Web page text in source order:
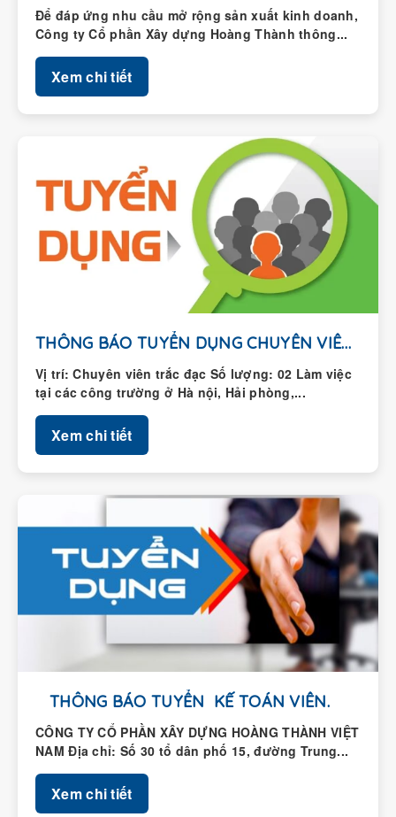
Để đáp ứng nhu cầu mở rộng sản xuất kinh doanh,
Công ty Cổ phần Xây dựng Hoàng Thành thông...
Xem chi tiết
THÔNG BÁO TUYỂN DỤNG CHUYÊN VIÊN TRẮC ĐẠC
Vị trí: Chuyên viên trắc đạc Số lượng: 02 Làm việc
tại các công trường ở Hà nội, Hải phòng,...
Xem chi tiết
THÔNG BÁO TUYỂN KẾ TOÁN VIÊN.
CÔNG TY CỔ PHẦN XÂY DỰNG HOÀNG THÀNH VIỆT
NAM Địa chỉ: Số 30 tổ dân phố 15, đường Trung...
Xem chi tiết